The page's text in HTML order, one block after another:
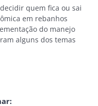
quem fica ou sai
em rebanhos
do manejo
alguns dos temas